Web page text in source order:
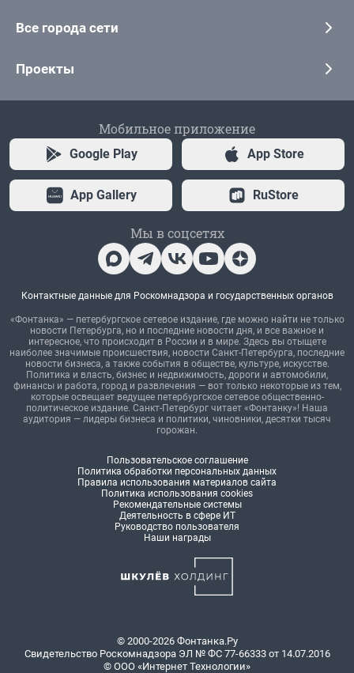
Все города сети
Проекты
Мобильное приложение
Google Play App Store
App Gallery RuStore
Мы в соцсетях
Контактные данные для Роскомнадзора и государственных органов
«Фонтанка» — петербургское сетевое издание, где можно найти не только
новости Петербурга, но и последние новости дня, и все важное и
интересное, что происходит в России и в мире. Здесь вы отыщете
наиболее значимые происшествия, новости Санкт-Петербурга, последние
новости бизнеса, а также события в обществе, культуре, искусстве.
Политика и власть, бизнес и недвижимость, дороги и автомобили,
финансы и работа, город и развлечения — вот только некоторые из тем,
которые освещает ведущее петербургское сетевое общественно-
политическое издание. Санкт-Петербург читает «Фонтанку»! Наша
аудитория — лидеры бизнеса и политики, чиновники, десятки тысяч
горожан.
Пользовательское соглашение
Политика обработки персональных данных
Правила использования материалов сайта
Политика использования cookies
Рекомендательные системы
Деятельность в сфере ИТ
Руководство пользователя
Наши награды
© 2000-2026 Фонтанка.Ру
Свидетельство Роскомнадзора ЭЛ № ФС 77-66333 от 14.07.2016
© ООО «Интернет Технологии»